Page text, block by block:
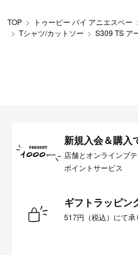
TOP トゥービー バイ アニエスベー
Tシャツ/カットソー
S309 TS ア
新規入会＆購入
店舗とオンラインブ
ポイントサービス
ギフトラッピン
517円（税込）にて承